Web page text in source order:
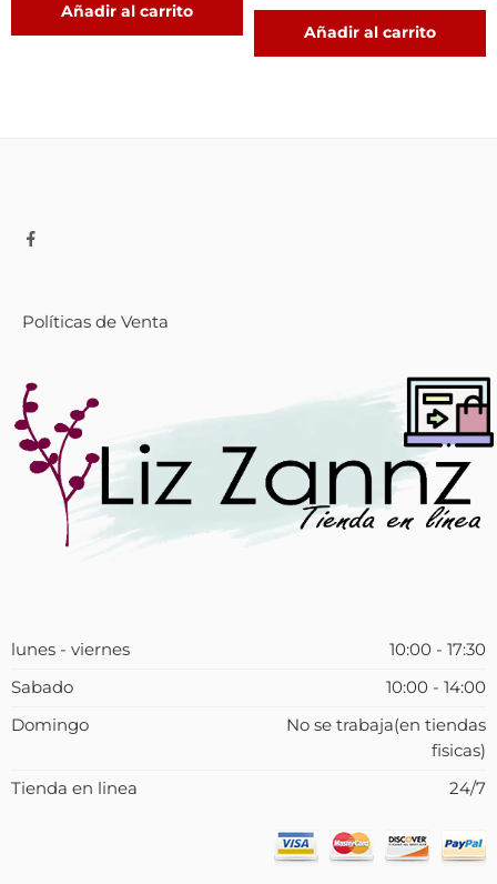
Añadir al carrito
Añadir al carrito
Políticas de Venta
lunes - viernes
10:00 - 17:30
Sabado
10:00 - 14:00
Domingo
No se trabaja(en tiendas
fisicas)
Tienda en linea
24/7